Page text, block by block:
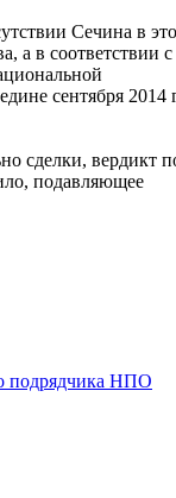
Сечина в
а в соответствии с
сентября 2014
сделки, вердикт
подавляющее
подрядчика НПО